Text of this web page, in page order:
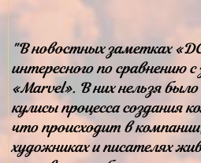
"В новостных заметках
интересного по сравнению
«Marvel». В них нельзя
кулисы процесса создания
что происходит в
художниках и писателях